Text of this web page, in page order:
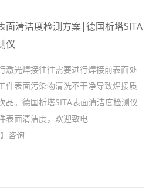
面清洁度检测方案|德国析塔SITA
仪
激光焊接往往需要进行焊接前表面处
件表面污染物清洗不干净导致焊接质
品。德国析塔SITA表面清洁度检测仪
表面清洁度，欢迎致电
咨询